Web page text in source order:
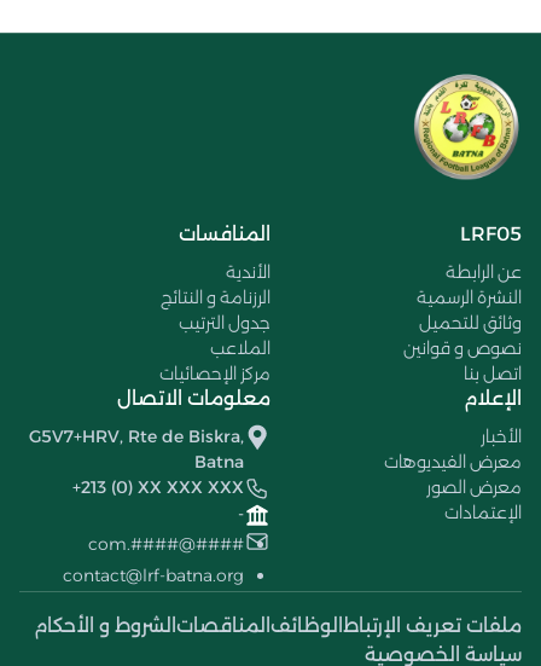
LRF05
عن الرابطة
النشرة الرسمية
وثائق للتحميل
نصوص و قوانين
اتصل بنا
المنافسات
الأندية
الرزنامة و النتائج
جدول الترتيب
الملاعب
مركز الإحصائيات
الإعلام
الأخبار
معرض الفيديوهات
معرض الصور
الإعتمادات
معلومات الاتصال
G5V7+HRV, Rte de Biskra,
Batna
+213 (0) XX XXX XXX
-
####@####.com
contact@lrf-batna.org
ملفات تعريف الإرتباط الوظائف المناقصات الشروط و الأحكام
سياسة الخصوصية